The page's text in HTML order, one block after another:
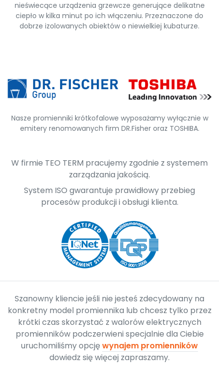
nieświecące urządzenia grzewcze generujące delikatne
ciepło w kilka minut po ich włączeniu. Przeznaczone do
dobrze izolowanych obiektów o niewielkiej kubaturze.
Nasze promienniki krótkofalowe wyposażamy wyłącznie w
emitery renomowanych firm DR.Fisher oraz TOSHIBA.
W firmie TEO TERM pracujemy zgodnie z systemem
zarządzania jakością.
System ISO gwarantuje prawidłowy przebieg
procesów produkcji i obsługi klienta.
Szanowny kliencie jeśli nie jesteś zdecydowany na
konkretny model promiennika lub chcesz tylko przez
krótki czas skorzystać z walorów elektrycznych
promienników podczerwieni specjalnie dla Ciebie
uruchomiliśmy opcjęwynajem promienników
dowiedz się więcej zapraszamy.